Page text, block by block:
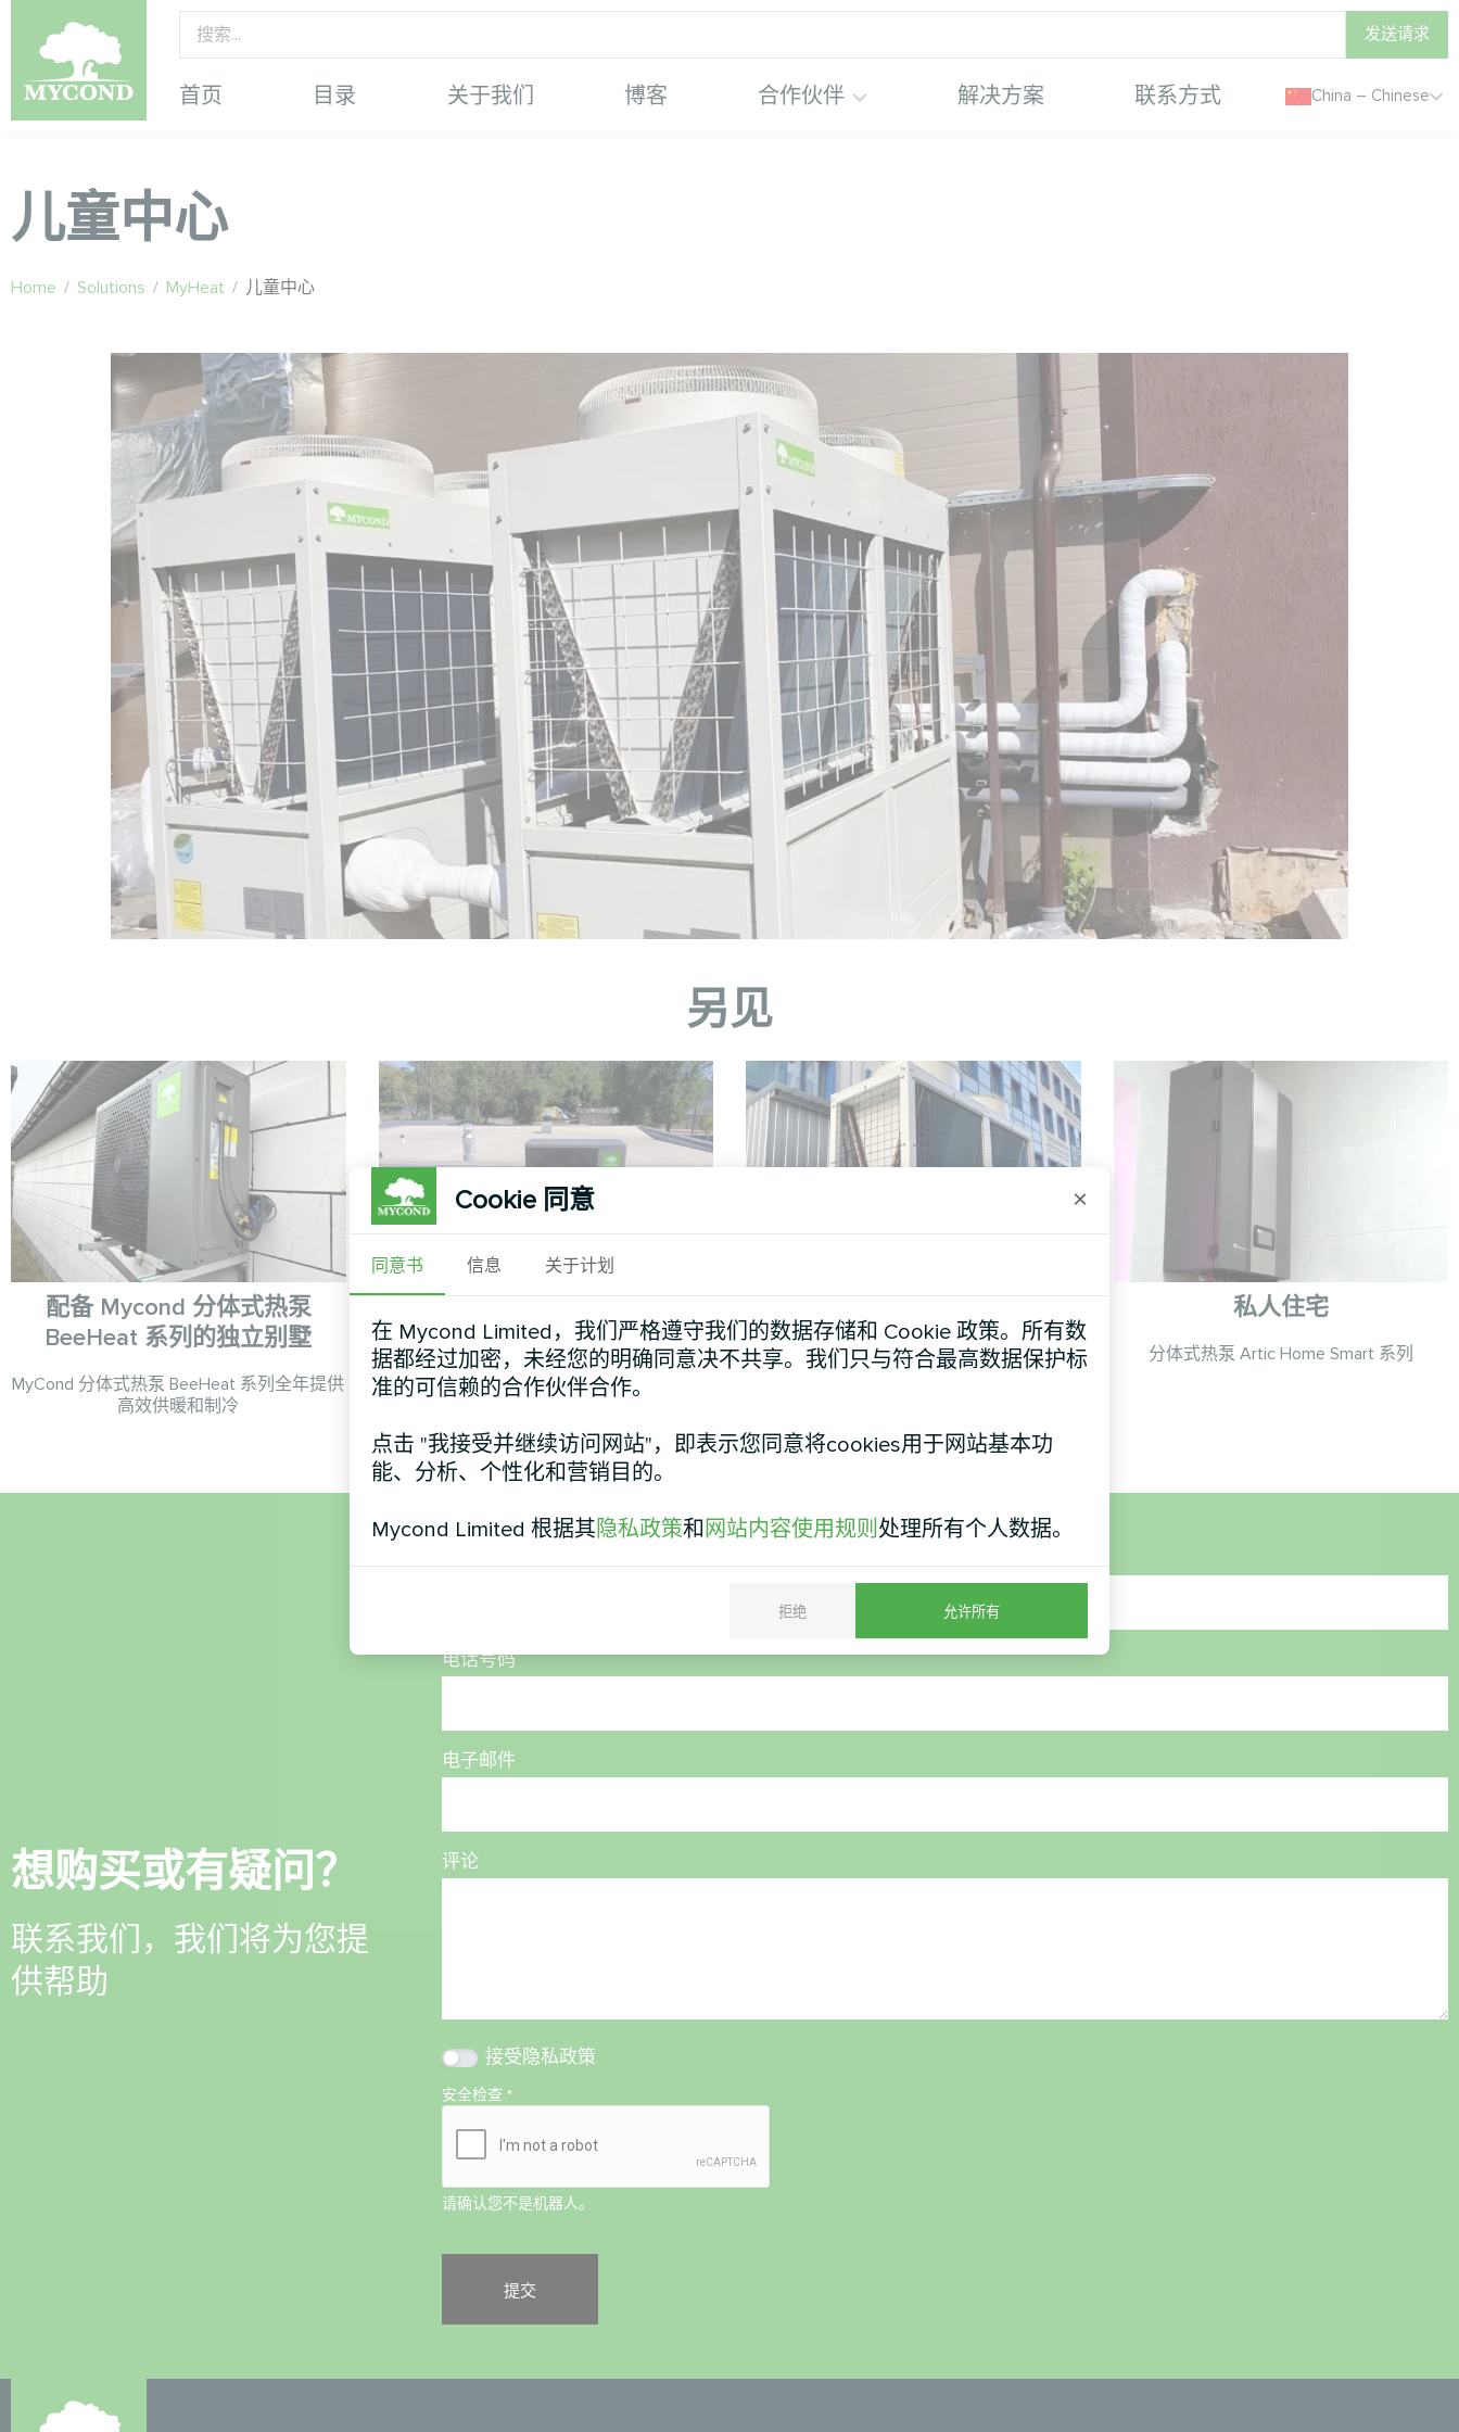
发送请求
首页 目录 关于我们 博客 合作伙伴 解决方案 联系方式 China – Chinese
儿童中心
Home / Solutions / MyHeat / 儿童中心
另见
配备 Mycond 分体式热泵
BeeHeat 系列的独立别墅
MyCond 分体式热泵 BeeHeat 系列全年提供
高效供暖和制冷
BeeHeat 系列
MyCond 分体式热泵 BeeHeat 系列全年提供
模块式热泵 MCU 系列
私人住宅
分体式热泵 Artic Home Smart 系列
想购买或有疑问？
联系我们，我们将为您提
供帮助
电话号码
电子邮件
评论
接受隐私政策
安全检查*
请确认您不是机器人。
Cookie 同意 ×
同意书 信息 关于计划
在 Mycond Limited，我们严格遵守我们的数据存储和 Cookie 政策。所有数
据都经过加密，未经您的明确同意决不共享。我们只与符合最高数据保护标
准的可信赖的合作伙伴合作。
点击 "我接受并继续访问网站"，即表示您同意将cookies用于网站基本功
能、分析、个性化和营销目的。
Mycond Limited 根据其隐私政策和 网站内容使用规则 处理所有个人数据。
拒绝 允许所有